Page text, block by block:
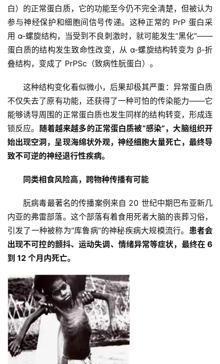
白）的正常蛋白质，它的功能至今仍不完全清楚，但被认为
参与神经保护和细胞间信号传递。这种正常的 PrP 蛋白采
用 α-螺旋结构，当受到不良刺激时，就可能发生“黑化”——
蛋白质的结构发生致命性改变，从 α-螺旋结构转变为 β-折
叠结构，变成了 PrPSc（致病性朊蛋白）。
这种结构变化看似微小，后果却极其严重：异常蛋白质
不仅失去了原有功能，还获得了一种可怕的传染能力——它
能够诱导周围的正常蛋白质也发生同样的结构转变，形成连
锁反应。 随着越来越多的正常蛋白质被“感染”，大脑组织开
始出现空洞，呈现海绵状外观，神经细胞大量死亡，最终导
致不可逆的神经退行性疾病。
同类相食风险高，跨物种传播有可能
朊病毒最著名的传播案例来自 20 世纪中期巴布亚新几
内亚的弗雷部落。这个部落有着食用死者大脑的丧葬习俗，
引发了一种被称为“库鲁病”的神秘疾病大规模流行。 患者会
出现不可控的颤抖、运动失调、情绪异常等症状，最终在 6
到 12 个月内死亡。